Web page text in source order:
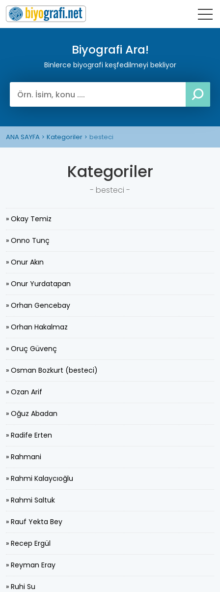
Biyografi Ara!
Binlerce biyografi keşfedilmeyi bekliyor
ANA SAYFA Kategoriler besteci
Kategoriler
- besteci -
» Okay Temiz
» Onno Tunç
» Onur Akın
» Onur Yurdatapan
» Orhan Gencebay
» Orhan Hakalmaz
» Oruç Güvenç
» Osman Bozkurt (besteci)
» Ozan Arif
» Oğuz Abadan
» Radife Erten
» Rahmani
» Rahmi Kalaycıoğlu
» Rahmi Saltuk
» Rauf Yekta Bey
» Recep Ergül
» Reyman Eray
» Ruhi Su